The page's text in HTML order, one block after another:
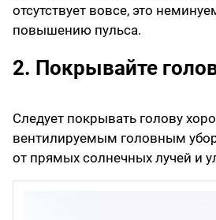
отсутствует вовсе, это
повышению пульса.
2. Покрывайте
Следует покрывать голову
вентилируемым головным
от прямых солнечных лучей и